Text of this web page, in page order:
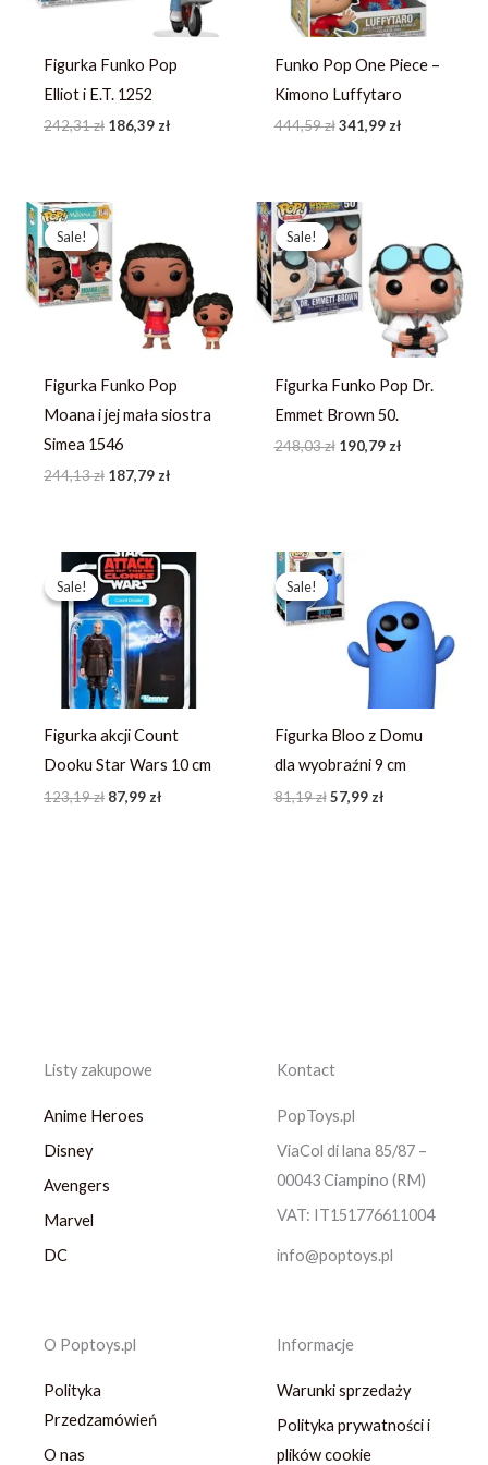
Figurka Funko Pop
Elliot i E.T. 1252
242,31zł 186,39zł
Funko Pop One Piece –
Kimono Luffytaro
444,59zł 341,99zł
Sale!
Sale!
Figurka Funko Pop
Moana i jej mała siostra
Simea 1546
244,13zł
Pierwotna
cena
wynosiła:
244,13 zł.
187,79zł
wynosi:
187,79 zł.
Sale!
Sale!
Figurka Funko Pop Dr.
Emmet Brown 50.
248,03zł
Pierwotna
cena
wynosiła:
248,03 zł.
190,79zł
wynosi:
190,79 zł.
Sale!
Sale!
Figurka akcji Count
Dooku Star Wars 10 cm
123,19zł
Pierwotna
cena
wynosiła:
123,19 zł.
87,99 zł
Aktualna
cena
87,99 zł.
Sale!
Sale!
Figurka Bloo z Domu
dla wyobraźni 9 cm
81,19zł
Pierwotna
cena
wynosiła:
81,19 zł.
57,99 zł
57,99 zł.
Listy zakupowe
Anime Heroes
Disney
Avengers
Marvel
DC
Kontact
PopToys.pl
ViaCol di lana 85/87 –
00043 Ciampino (RM)
VAT: IT151776611004
info@poptoys.pl
O Poptoys.pl
Polityka
Przedzamówień
O nas
Informacje
Warunki sprzedaży
Polityka prywatności i
plików cookie